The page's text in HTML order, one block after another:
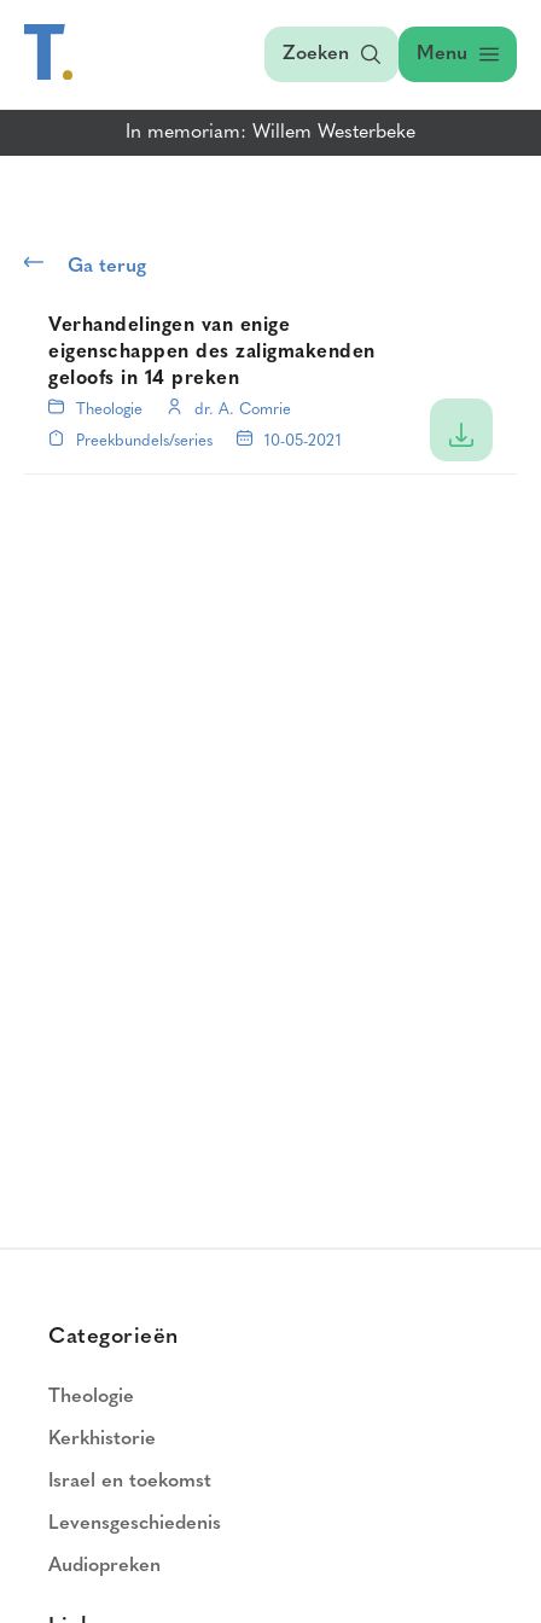
Zoeken Menu
In memoriam: Willem Westerbeke
Ga terug
Verhandelingen van enige
eigenschappen des zaligmakenden
geloofs in 14 preken
Theologie
dr. A. Comrie
Preekbundels/series
10-05-2021
Categorieën
Theologie
Kerkhistorie
Israel en toekomst
Levensgeschiedenis
Audiopreken